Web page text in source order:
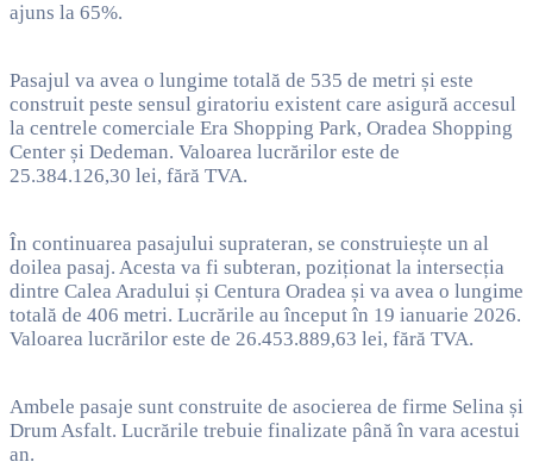
ajuns la 65%.
Pasajul va avea o lungime totală de 535 de metri și este
construit peste sensul giratoriu existent care asigură accesul
la centrele comerciale Era Shopping Park, Oradea Shopping
Center și Dedeman. Valoarea lucrărilor este de
25.384.126,30 lei, fără TVA.
În continuarea pasajului suprateran, se construiește un al
doilea pasaj. Acesta va fi subteran, poziționat la intersecția
dintre Calea Aradului și Centura Oradea și va avea o lungime
totală de 406 metri. Lucrările au început în 19 ianuarie 2026.
Valoarea lucrărilor este de 26.453.889,63 lei, fără TVA.
Ambele pasaje sunt construite de asocierea de firme Selina și
Drum Asfalt. Lucrările trebuie finalizate până în vara acestui
an.